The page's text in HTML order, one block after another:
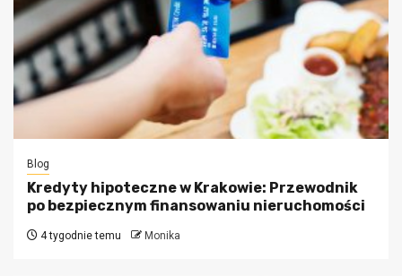
Blog
Kredyty hipoteczne w Krakowie: Przewodnik
po bezpiecznym finansowaniu nieruchomości
4 tygodnie temu Monika